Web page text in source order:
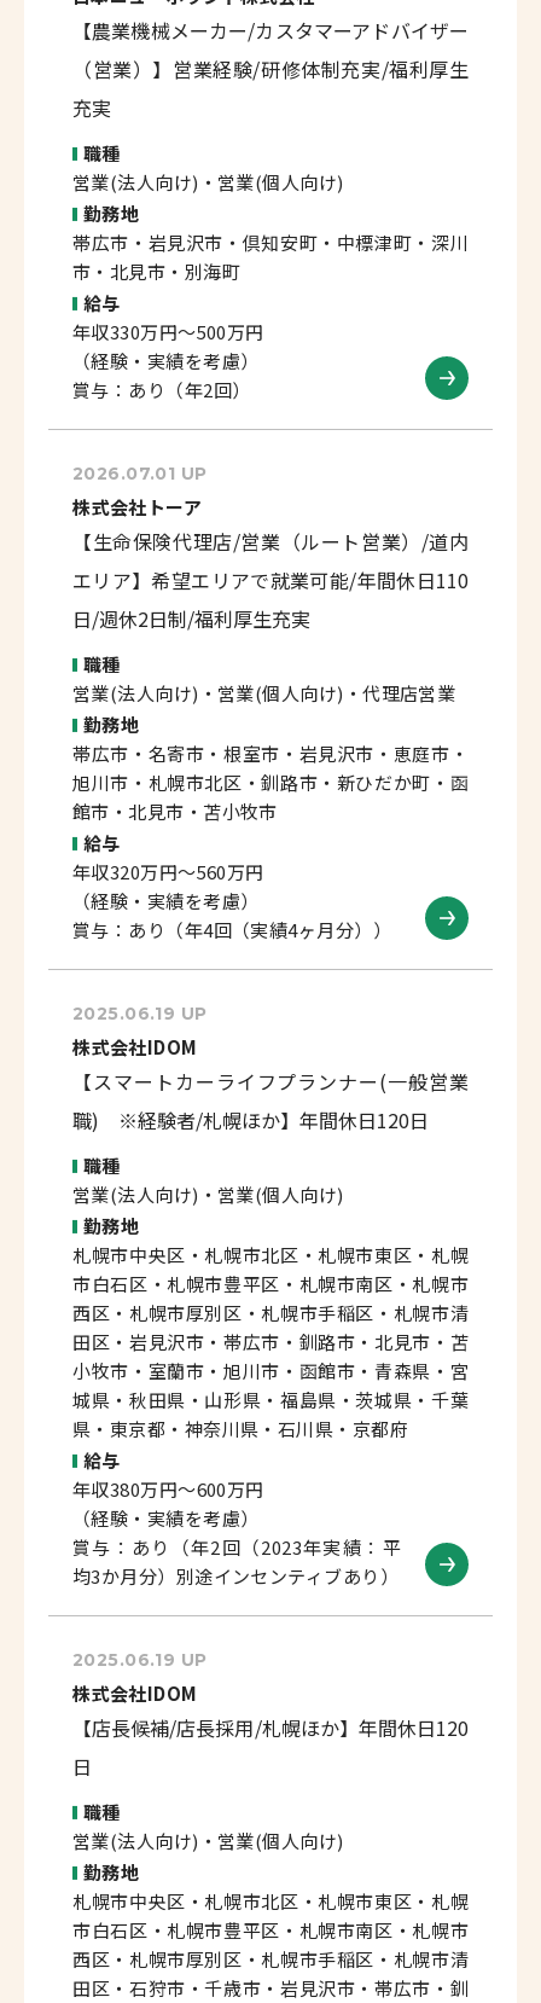
【農業機械メーカー/カスタマーアドバイザー
（営業）】営業経験/研修体制充実/福利厚生
充実
職種
営業(法人向け)・営業(個人向け)
勤務地
帯広市・岩見沢市・倶知安町・中標津町・深川
市・北見市・別海町
給与
年収330万円～500万円
（経験・実績を考慮）
賞与：あり（年2回）
2026.07.01 UP
株式会社トーア
【生命保険代理店/営業（ルート営業）/道内
エリア】希望エリアで就業可能/年間休日110
日/週休2日制/福利厚生充実
職種
営業(法人向け)・営業(個人向け)・代理店営業
勤務地
帯広市・名寄市・根室市・岩見沢市・恵庭市・
旭川市・札幌市北区・釧路市・新ひだか町・函
館市・北見市・苫小牧市
給与
年収320万円～560万円
（経験・実績を考慮）
賞与：あり（年4回（実績4ヶ月分））
2025.06.19 UP
株式会社IDOM
【スマートカーライフプランナー(一般営業
職) ※経験者/札幌ほか】年間休日120日
職種
営業(法人向け)・営業(個人向け)
勤務地
札幌市中央区・札幌市北区・札幌市東区・札幌
市白石区・札幌市豊平区・札幌市南区・札幌市
西区・札幌市厚別区・札幌市手稲区・札幌市清
田区・岩見沢市・帯広市・釧路市・北見市・苫
小牧市・室蘭市・旭川市・函館市・青森県・宮
城県・秋田県・山形県・福島県・茨城県・千葉
県・東京都・神奈川県・石川県・京都府
給与
年収380万円～600万円
（経験・実績を考慮）
賞与：あり（年2回（2023年実績：平
均3か月分）別途インセンティブあり）
2025.06.19 UP
株式会社IDOM
【店長候補/店長採用/札幌ほか】年間休日120
日
職種
営業(法人向け)・営業(個人向け)
勤務地
札幌市中央区・札幌市北区・札幌市東区・札幌
市白石区・札幌市豊平区・札幌市南区・札幌市
西区・札幌市厚別区・札幌市手稲区・札幌市清
田区・石狩市・千歳市・岩見沢市・帯広市・釧